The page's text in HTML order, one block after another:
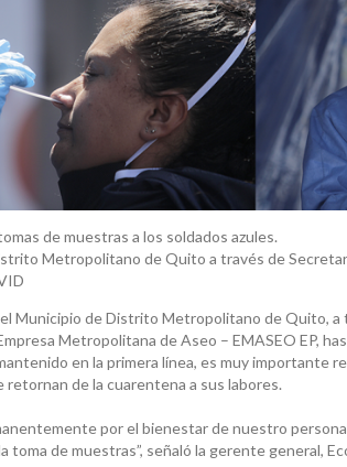
de muestras a los soldados azules.
Metropolitano de Quito a través de
Municipio de Distrito Metropolitano de Quito, a
Metropolitana de Aseo – EMASEO EP,
en la primera línea, es muy importante
retornan de la cuarentena a sus labores.
por el bienestar de nuestro
toma de muestras”, señaló la gerente general,